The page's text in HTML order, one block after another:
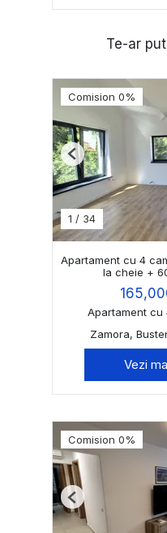
Te-ar
Comision 0%
1 / 34
Previous
Apartament cu 4
la cheie +
Apartament cu
Zamora,
Vezi
Comision 0%
Previous